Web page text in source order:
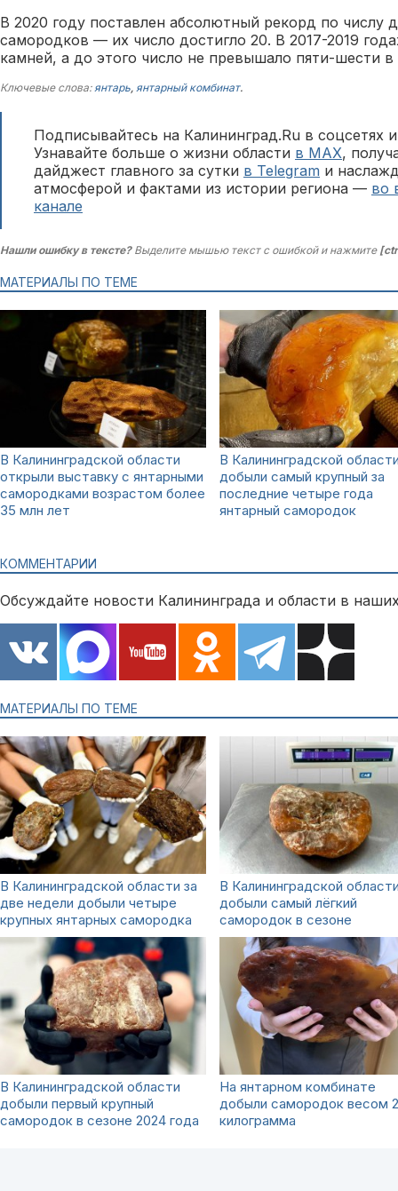
В 2020 году поставлен абсолютный рекорд по числу
самородков — их число достигло 20. В 2017-2019
камней, а до этого число не превышало пяти-шести в
Ключевые слова:янтарь, янтарный комбинат.
Подписывайтесь на Калининград.Ru в соцсетях
Узнавайте больше о жизни области в MAX,
дайджест главного за сутки в Telegram и
атмосферой и фактами из истории региона — во
канале
Нашли ошибку в тексте?Выделите мышью текст с ошибкой и нажмите
МАТЕРИАЛЫ ПО ТЕМЕ
В Калининградской области
открыли выставку с янтарными
самородками возрастом более
35 млн лет
В Калининградской
добыли самый крупный за
последние четыре года
янтарный самородок
КОММЕНТАРИИ
Обсуждайте новости Калининграда и области в
МАТЕРИАЛЫ ПО ТЕМЕ
В Калининградской области за
две недели добыли четыре
крупных янтарных самородка
В Калининградской
добыли самый лёгкий
самородок в сезоне
В Калининградской области
добыли первый крупный
самородок в сезоне 2024 года
На янтарном комбинате
добыли самородок весом
килограмма